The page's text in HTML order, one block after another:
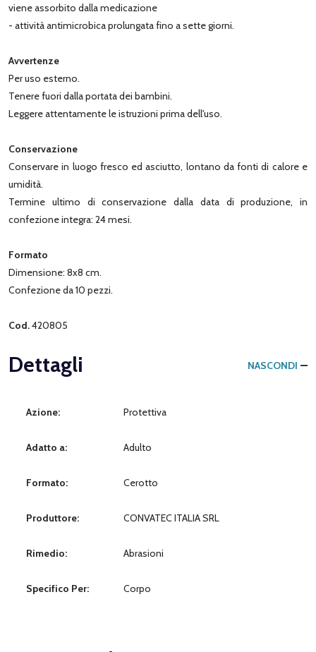
viene assorbito dalla medicazione
- attività antimicrobica prolungata fino a sette giorni.
Avvertenze
Per uso esterno.
Tenere fuori dalla portata dei bambini.
Leggere attentamente le istruzioni prima dell'uso.
Conservazione
Conservare in luogo fresco ed asciutto, lontano da fonti di calore e
umidità.
Termine ultimo di conservazione dalla data di produzione, in
confezione integra: 24 mesi.
Formato
Dimensione: 8x8 cm.
Confezione da 10 pezzi.
Cod.420805
Dettagli NASCONDI
Azione: Protettiva
Adatto a: Adulto
Formato: Cerotto
Produttore: CONVATEC ITALIA SRL
Rimedio: Abrasioni
Specifico Per: Corpo